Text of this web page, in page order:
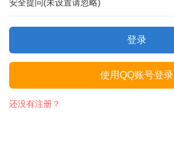
安全提问(未设置请忽略)
登录
使用QQ账号登录
还没有注册？